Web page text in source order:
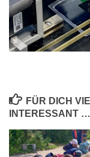
FÜR DICH
INTERESSANT …